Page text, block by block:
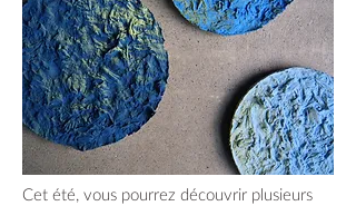
Cet été, vous pourrez découvrir plusieurs